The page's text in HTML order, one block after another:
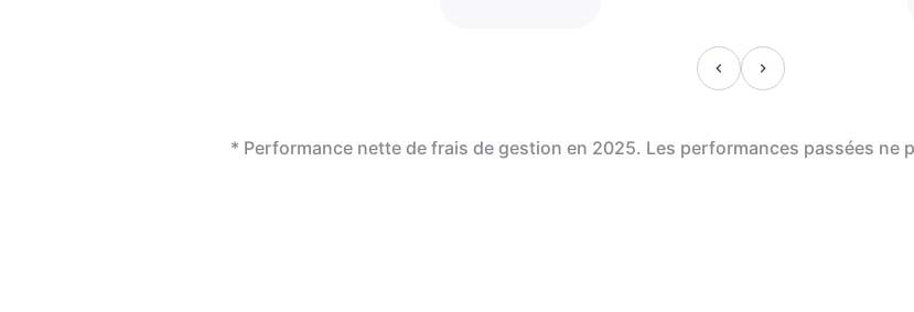
* Performance nette de frais de gestion en 2025. Les performances passées ne